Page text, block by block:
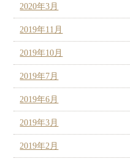
2020年3月
2019年11月
2019年10月
2019年7月
2019年6月
2019年3月
2019年2月